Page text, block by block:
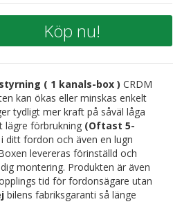
Köp nu!
( 1 kanals-box ) CRDM
kan ökas eller minskas enkelt
tydligt mer kraft på såväl låga
lägre förbrukning (Oftast 5-
ditt fordon och även en lugn
levereras förinställd och
montering. Produkten är även
tid för fordonsägare utan
bilens fabriksgaranti så länge